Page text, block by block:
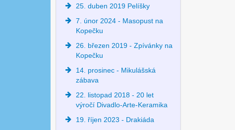
25. duben 2019 Pelíšky
7. únor 2024 - Masopust na
Kopečku
26. březen 2019 - Zpívánky na
Kopečku
14. prosinec - Mikulášská
zábava
22. listopad 2018 - 20 let
výročí Divadlo-Arte-Keramika
19. říjen 2023 - Drakiáda